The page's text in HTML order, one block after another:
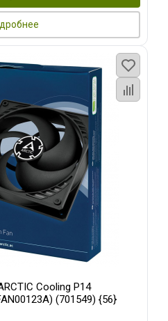
Cooling P14
(701549) {56}